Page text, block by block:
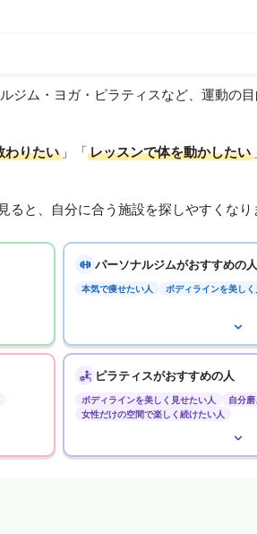
ジム・ヨガ・ピラティスなど、運動の
わりたい 」「レッスンで体を動かしたい
ると、自分に合う施設を探しやすくなり
パーソナルジムがおすすめの人
本気で痩せたい人 ボディラインを美しく
ピラティスがおすすめの人
ボディラインを美しく見せたい人
自分
女性だけの空間で楽しく続けたい人